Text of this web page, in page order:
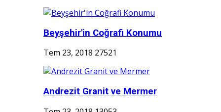
Beyşehir'in Coğrafi Konumu
Tem 23, 2018 27521
Andrezit Granit ve Mermer